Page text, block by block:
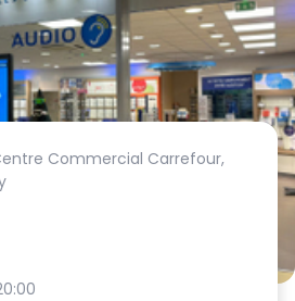
Commercial Carrefour,